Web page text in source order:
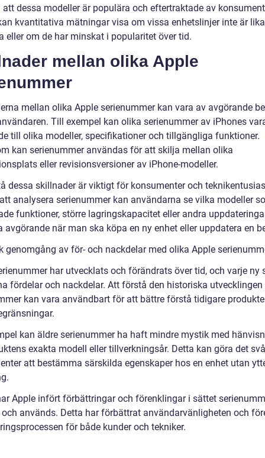
att dessa modeller är populära och eftertraktade av
kvantitativa mätningar visa om vissa enhetslinjer inte är lika
eller om de har minskat i popularitet över tid.
mellan olika Apple
mellan olika Apple serienummer kan vara av avgörande
Till exempel kan olika serienummer av iPhones
till olika modeller, specifikationer och tillgängliga funktioner.
kan serienummer användas för att skilja mellan olika
eller revisionsversioner av iPhone-modeller.
dessa skillnader är viktigt för konsumenter och
analysera serienummer kan användarna se vilka modeller
funktioner, större lagringskapacitet eller andra
avgörande när man ska köpa en ny enhet eller uppdatera en
genomgång av för- och nackdelar med olika Apple
har utvecklats och förändrats över tid, och varje ny
fördelar och nackdelar. Att förstå den historiska utvecklingen
kan vara användbart för att bättre förstå tidigare
kan äldre serienummer ha haft mindre mystik med
exakta modell eller tillverkningsår. Detta kan göra det
att bestämma särskilda egenskaper hos en enhet utan
Apple infört förbättringar och förenklingar i sättet
används. Detta har förbättrat användarvänligheten och
för både kunder och tekniker.